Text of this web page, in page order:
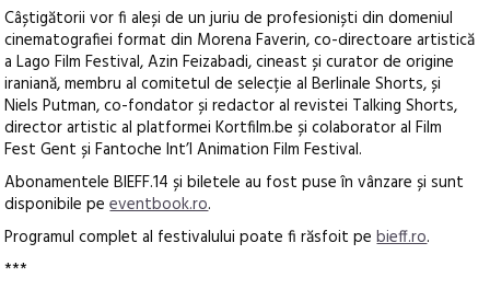
Câștigătorii vor fi aleși de un juriu de profesioniști din domeniul
cinematografiei format din Morena Faverin, co-directoare artistică
a Lago Film Festival, Azin Feizabadi, cineast și curator de origine
iraniană, membru al comitetul de selecție al Berlinale Shorts, și
Niels Putman, co-fondator și redactor al revistei Talking Shorts,
director artistic al platformei Kortfilm.be și colaborator al Film
Fest Gent și Fantoche Int’l Animation Film Festival.
Abonamentele BIEFF.14 și biletele au fost puse în vânzare și sunt
disponibile peeventbook.ro.
Programul complet al festivalului poate fi răsfoit pebieff.ro.
***